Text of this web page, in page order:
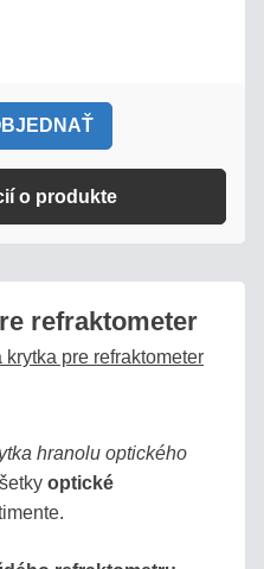
o produkte
refraktometer
hranolu optického
optické